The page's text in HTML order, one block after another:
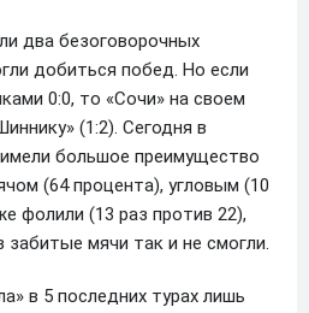
два безоговорочных
добиться побед. Но если
0:0, то «Сочи» на своем
(1:2). Сегодня в
имели большое преимущество
(64 процента), угловым (10
фолили (13 раз против 22),
забитые мячи так и не смогли.
в 5 последних турах лишь